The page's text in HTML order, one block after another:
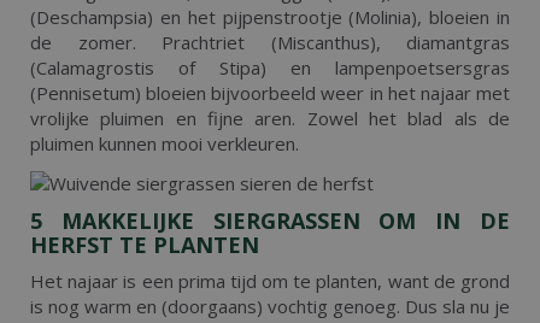
(Deschampsia) en het pijpenstrootje (Molinia), bloeien in
de zomer. Prachtriet (Miscanthus), diamantgras
(Calamagrostis of Stipa) en lampenpoetsersgras
(Pennisetum) bloeien bijvoorbeeld weer in het najaar met
vrolijke pluimen en fijne aren. Zowel het blad als de
pluimen kunnen mooi verkleuren.
5 MAKKELIJKE SIERGRASSEN OM IN DE
HERFST TE PLANTEN
Het najaar is een prima tijd om te planten, want de grond
is nog warm en (doorgaans) vochtig genoeg. Dus sla nu je